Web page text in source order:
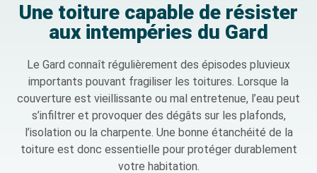
Une toiture capable de résister
aux intempéries du Gard
Le Gard connaît régulièrement des épisodes pluvieux
importants pouvant fragiliser les toitures. Lorsque la
couverture est vieillissante ou mal entretenue, l’eau peut
s’infiltrer et provoquer des dégâts sur les plafonds,
l’isolation ou la charpente. Une bonne étanchéité de la
toiture est donc essentielle pour protéger durablement
votre habitation.